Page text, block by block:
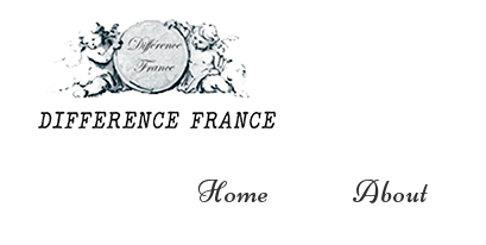
Home About